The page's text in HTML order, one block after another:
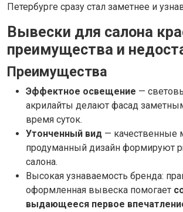
Петербурге сразу стал заметнее и
Вывески для салона
преимущества и
Преимущества
Эффектное освещение —
акрилайты делают фасад
время суток.
Утонченный вид — качественные
продуманный дизайн формируют
салона.
Высокая узнаваемость бренда:
оформленная вывеска помогает
выдающееся первое